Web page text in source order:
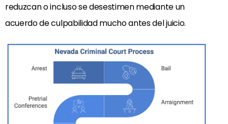
reduzcan o incluso se desestimen mediante un
acuerdo de culpabilidad mucho antes del juicio.